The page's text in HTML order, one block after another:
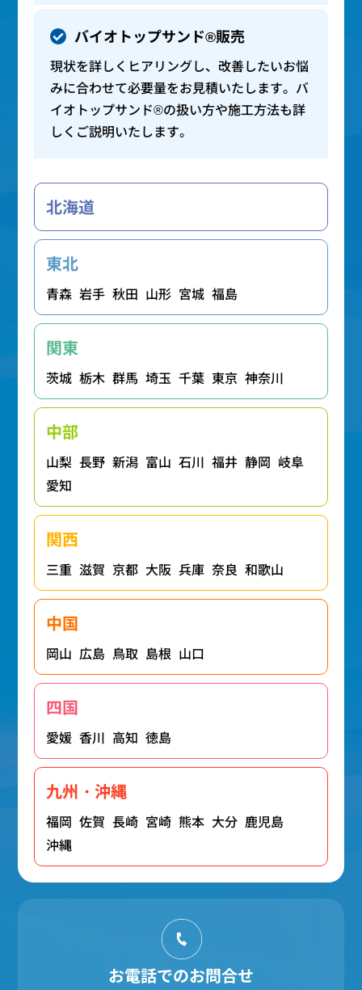
バイオトップサンド®販売
現状を詳しくヒアリングし、改善したいお悩
みに合わせて必要量をお見積いたします。バ
イオトップサンド®の扱い方や施工方法も詳
しくご説明いたします。
北海道
東北
青森 岩手 秋田 山形 宮城 福島
関東
茨城 栃木 群馬 埼玉 千葉 東京 神奈川
中部
山梨 長野 新潟 富山 石川 福井 静岡 岐阜
愛知
関西
三重 滋賀 京都 大阪 兵庫 奈良 和歌山
中国
岡山 広島 鳥取 島根 山口
四国
愛媛 香川 高知 徳島
九州・沖縄
福岡 佐賀 長崎 宮崎 熊本 大分 鹿児島
沖縄
お電話でのお問合せ